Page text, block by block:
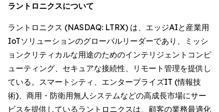
ラントロニクスについて
ラントロニクス (NASDAQ: LTRX) は、エッジAIと産業用
IoTソリューションのグローバルリーダーであり、ミッシ
ョンクリティカルな用途のためのインテリジェントコンピ
ューティング、セキュアな接続性、リモート管理を提供し
ている。スマートシティ、エンタープライズIT (情報技
術)、商用・防衛用無人システムなどの高成長市場にサー
ビスを提供しているラントロニクスは、顧客の業務最適化